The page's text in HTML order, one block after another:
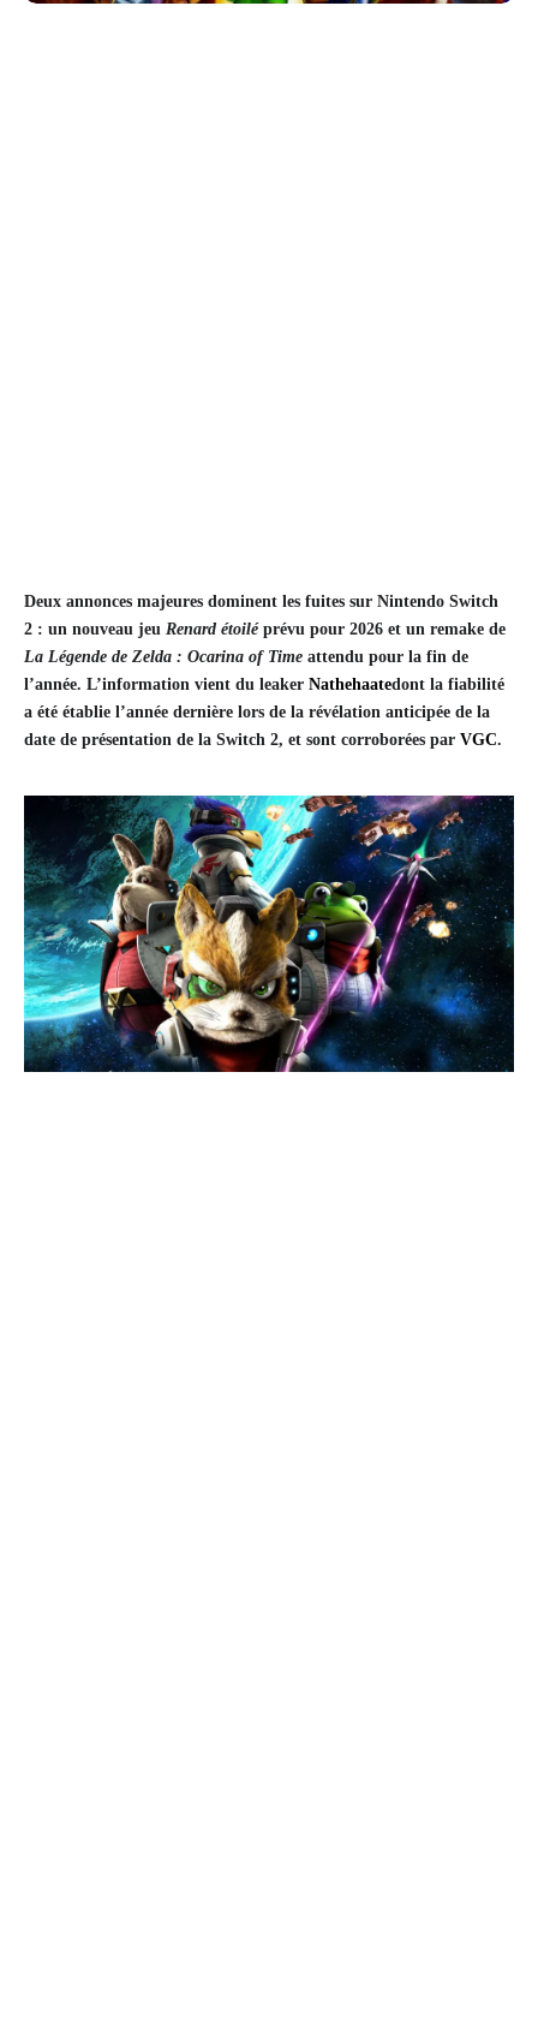
Deux annonces majeures dominent les fuites sur Nintendo Switch
2 : un nouveau jeu Renard étoiléprévu pour 2026 et un remake de
La Légende de Zelda : Ocarina of Time attendu pour la fin de
l’année. L’information vient du leaker Nathehaatedont la fiabilité
a été établie l’année dernière lors de la révélation anticipée de la
date de présentation de la Switch 2, et sont corroborées par VGC.